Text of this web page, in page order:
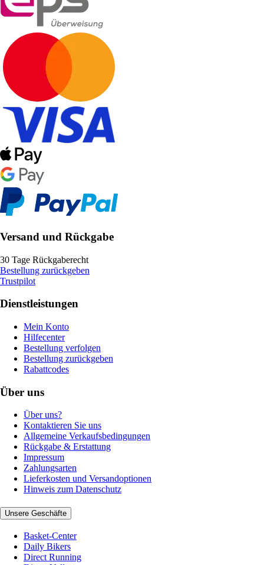
Versand und Rückgabe
30 Tage Rückgaberecht
Bestellung zurückgeben
Trustpilot
Dienstleistungen
Mein Konto
Hilfecenter
Bestellung verfolgen
Bestellung zurückgeben
Rabattcodes
Über uns
Über uns?
Kontaktieren Sie uns
Allgemeine Verkaufsbedingungen
Rückgabe & Erstattung
Impressum
Zahlungsarten
Lieferkosten und Versandoptionen
Hinweis zum Datenschutz
Unsere Geschäfte
Basket-Center
Daily Bikers
Direct Running